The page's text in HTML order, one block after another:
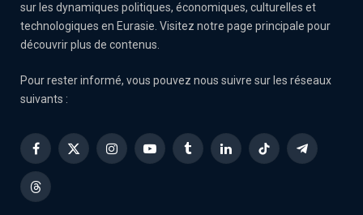
sur les dynamiques politiques, économiques, culturelles et
technologiques en Eurasie. Visitez notre page principale pour
découvrir plus de contenus.
Pour rester informé, vous pouvez nous suivre sur les réseaux
suivants :
Facebook
X
InstagramYouTubeTumblrLinkedInTikTok Telegram
Threads